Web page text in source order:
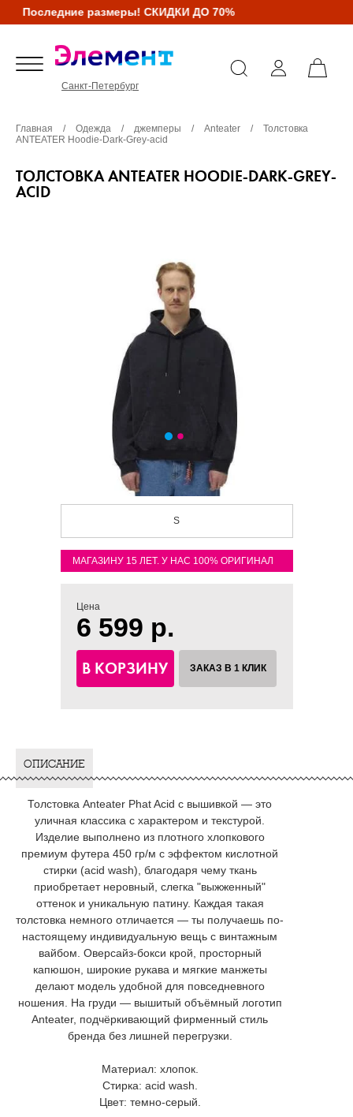
Последние размеры! СКИДКИ ДО 70%
Санкт-Петербург
Главная / Одежда / джемперы / Anteater /
Толстовка
ANTEATER Hoodie-Dark-Grey-acid
ТОЛСТОВКА ANTEATER HOODIE-DARK-GREY-
ACID
S
МАГАЗИНУ 15 ЛЕТ. У НАС 100% ОРИГИНАЛ
Цена
6 599 р.
В КОРЗИНУ ЗАКАЗ В 1 КЛИК
ОПИСАНИЕ
Толстовка Anteater Phat Acid с вышивкой — это
уличная классика с характером и текстурой.
Изделие выполнено из плотного хлопкового
премиум футера 450 гр/м с эффектом кислотной
стирки (acid wash), благодаря чему ткань
приобретает неровный, слегка "выжженный"
оттенок и уникальную патину. Каждая такая
толстовка немного отличается — ты получаешь по-
настоящему индивидуальную вещь с винтажным
вайбом. Оверсайз-бокси крой, просторный
капюшон, широкие рукава и мягкие манжеты
делают модель удобной для повседневного
ношения. На груди — вышитый объёмный логотип
Anteater, подчёркивающий фирменный стиль
бренда без лишней перегрузки.
Материал: хлопок.
Стирка: acid wash.
Цвет: темно-серый.